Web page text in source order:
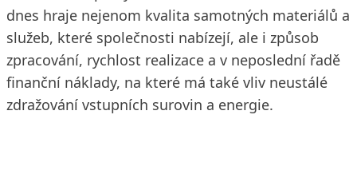
dnes hraje nejenom kvalita samotných materiálů a
služeb, které společnosti nabízejí, ale i způsob
zpracování, rychlost realizace a v neposlední řadě
finanční náklady, na které má také vliv neustálé
zdražování vstupních surovin a energie.